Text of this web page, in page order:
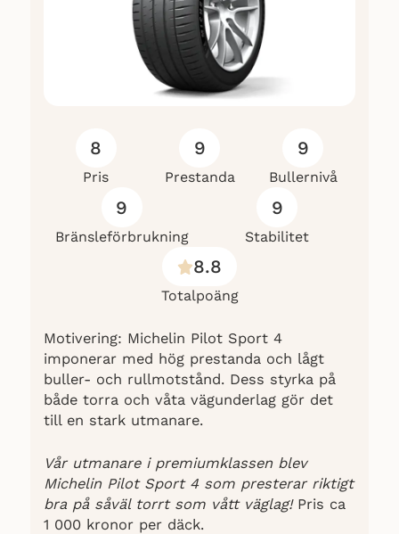
8
Pris
9
Prestanda
9
Bullernivå
9
Bränsleförbrukning
9
Stabilitet
8.8
Totalpoäng
Motivering: Michelin Pilot Sport 4
imponerar med hög prestanda och lågt
buller- och rullmotstånd. Dess styrka på
både torra och våta vägunderlag gör det
till en stark utmanare.
Vår utmanare i premiumklassen blev
Michelin Pilot Sport 4 som presterar riktigt
bra på såväl torrt som vått väglag! Pris ca
1 000 kronor per däck.